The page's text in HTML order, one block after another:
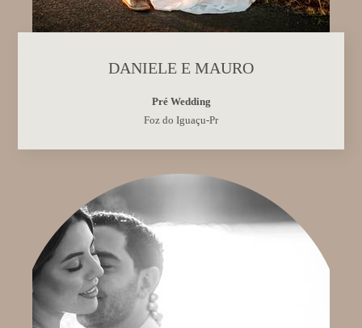
DANIELE E MAURO
Pré Wedding
Foz do Iguaçu-Pr